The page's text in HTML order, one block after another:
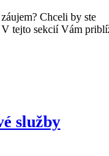
Chceli by ste
tejto sekcií Vám
služby